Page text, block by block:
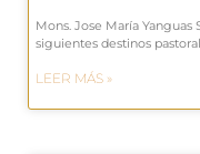
Mons. Jose María Yanguas
siguientes destinos
LEER MÁS »